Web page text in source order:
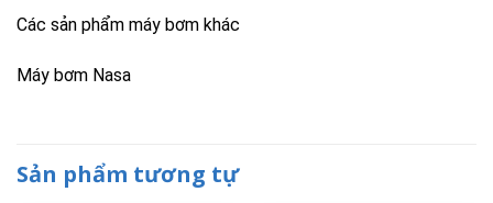
Các sản phẩm máy bơm khác
Máy bơm Nasa
Sản phẩm tương tự